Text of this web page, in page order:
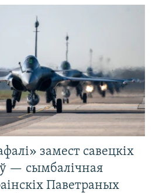
замест савецкіх
— сымбалічная
Паветраных